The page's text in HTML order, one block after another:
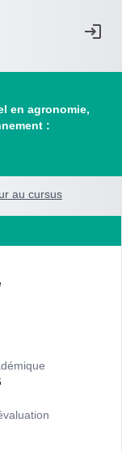
en agronomie,
:
au cursus